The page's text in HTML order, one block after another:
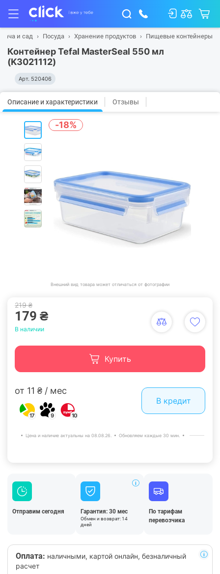
и сад Посуда Хранение продуктов Пищевые контейнеры
Контейнер Tefal MasterSeal 550 мл
(K3021112)
Арт. 520406
Описание и характеристики Отзывы
-18%
Внешний вид товара может отличаться от фотографии
219 ₴
179 ₴
В наличии
Купить
от 11 ₴ / мес
17 9 10
В кредит
Цена и наличие актуальны на 08.08.26. Обновляем каждые 30 мин.
Отправим сегодня Гарантия: 30 мес
Обмен и возврат: 14
дней
По тарифам
перевозчика
Оплата: наличными, картой онлайн, безналичный
расчет